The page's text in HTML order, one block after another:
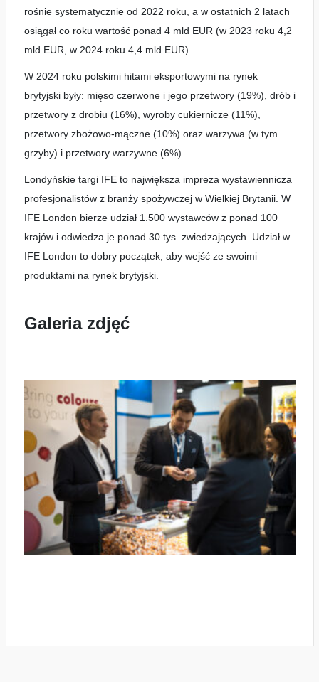
rośnie systematycznie od 2022 roku, a w ostatnich 2 latach
osiągał co roku wartość ponad 4 mld EUR (w 2023 roku 4,2
mld EUR, w 2024 roku 4,4 mld EUR).
W 2024 roku polskimi hitami eksportowymi na rynek
brytyjski były: mięso czerwone i jego przetwory (19%), drób i
przetwory z drobiu (16%), wyroby cukiernicze (11%),
przetwory zbożowo-mączne (10%) oraz warzywa (w tym
grzyby) i przetwory warzywne (6%).
Londyńskie targi IFE to największa impreza wystawiennicza
profesjonalistów z branży spożywczej w Wielkiej Brytanii. W
IFE London bierze udział 1.500 wystawców z ponad 100
krajów i odwiedza je ponad 30 tys. zwiedzających. Udział w
IFE London to dobry początek, aby wejść ze swoimi
produktami na rynek brytyjski.
Galeria zdjęć